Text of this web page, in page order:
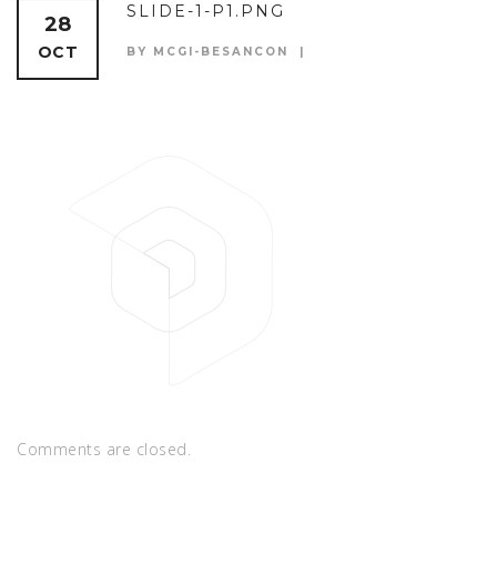
28
OCT
SLIDE-1-P1.PNG
BY MCGI-BESANCON
Comments are closed.